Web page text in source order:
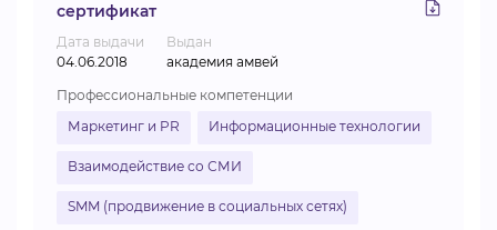
сертификат
Дата выдачи
04.06.2018
Выдан
академия амвей
Профессиональные компетенции
Маркетинг и PR
Информационные технологии
Взаимодействие со СМИ
SMM (продвижение в социальных сетях)